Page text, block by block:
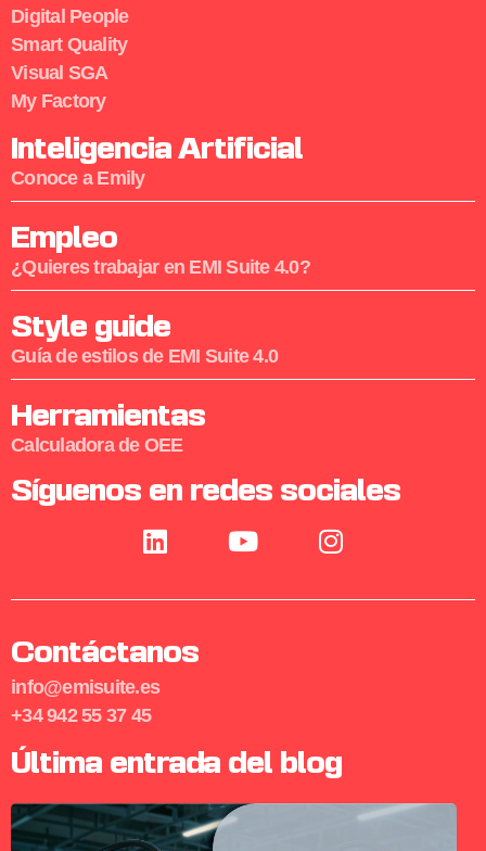
Digital People
Smart Quality
Visual SGA
My Factory
Inteligencia Artificial
Conoce a Emily
Empleo
¿Quieres trabajar en EMI Suite 4.0?
Style guide
Guía de estilos de EMI Suite 4.0
Herramientas
Calculadora de OEE
Síguenos en redes sociales
Contáctanos
info@emisuite.es
+34 942 55 37 45
Última entrada del blog